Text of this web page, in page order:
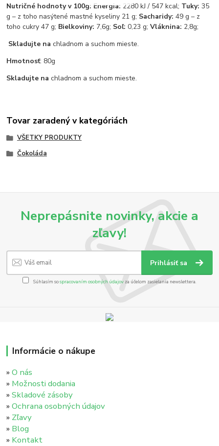
Nutričné hodnoty v 100g: Energia: 2280 kJ / 547 kcal; Tuky: 35
g – z toho nasýtené mastné kyseliny 21 g; Sacharidy: 49 g – z
toho cukry 47 g; Bielkoviny: 7,6g; Soľ: 0,23 g;Vláknina: 2,8g;
Skladujte na chladnom a suchom mieste.
Hmotnosť: 80g
Skladujte na chladnom a suchom mieste.
Tovar zaradený v kategóriách
VŠETKY PRODUKTY
Čokoláda
Neprepásnite novinky, akcie a
zľavy!
Prihlásiť sa
Súhlasím sospracovaním osobných údajov za účelom zasielania newslettera.
Informácie o nákupe
»O nás
» Možnosti dodania
»Skladové zásoby
»Ochrana osobných údajov
» Zľavy
» Blog
» Kontakt